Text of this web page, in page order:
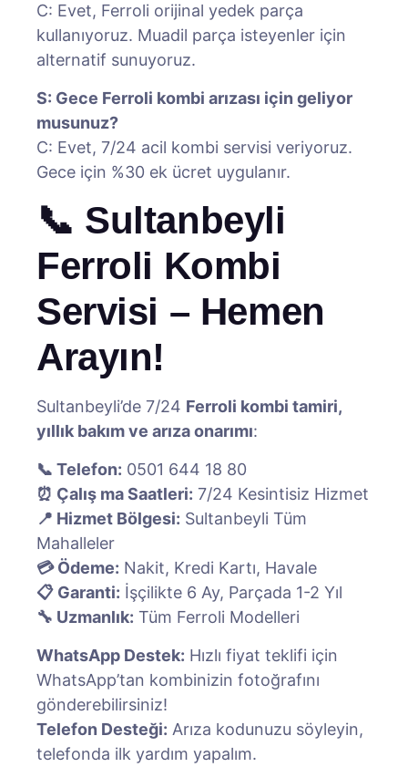
C: Evet, Ferroli orijinal yedek parça
kullanıyoruz. Muadil parça isteyenler için
alternatif sunuyoruz.
S: Gece Ferroli kombi arızası için geliyor
musunuz?
C: Evet, 7/24 acil kombi servisi veriyoruz.
Gece için %30 ek ücret uygulanır.
📞 Sultanbeyli
Ferroli Kombi
Servisi – Hemen
Arayın!
Sultanbeyli’de 7/24 Ferroli kombi tamiri,
yıllık bakım ve arıza onarımı:
📞 Telefon: 0501 644 18 80
⏰ Çalış ma Saatleri: 7/24 Kesintisiz Hizmet
📍 Hizmet Bölgesi: Sultanbeyli Tüm
Mahalleler
💳 Ödeme: Nakit, Kredi Kartı, Havale
📋 Garanti: İşçilikte 6 Ay, Parçada 1-2 Yıl
🔧 Uzmanlık: Tüm Ferroli Modelleri
WhatsApp Destek: Hızlı fiyat teklifi için
WhatsApp’tan kombinizin fotoğrafını
gönderebilirsiniz!
Telefon Desteği: Arıza kodunuzu söyleyin,
telefonda ilk yardım yapalım.